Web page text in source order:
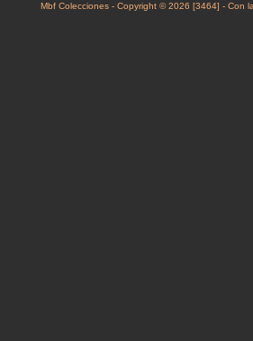
Mbf Colecciones- Copyright © 2026 [3464] - Con